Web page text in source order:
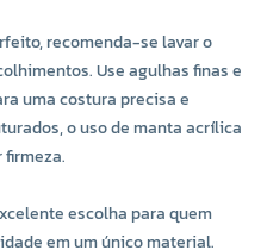
recomenda-se lavar o
Use agulhas finas e
uma costura precisa e
o uso de manta acrílica
escolha para quem
em um único material.